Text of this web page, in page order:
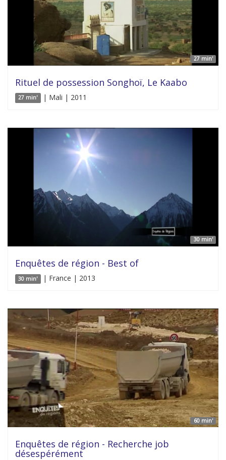
27 min'
Rituel de possession Songhoï, Le Kaabo
27 min' | Mali | 2011
30 min'
Enquêtes de région - Best of
30 min' | France | 2013
60 min'
Enquêtes de région - Recherche job
désespérément